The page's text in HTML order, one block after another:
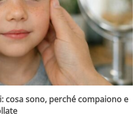
cosa sono, perché compaiono e